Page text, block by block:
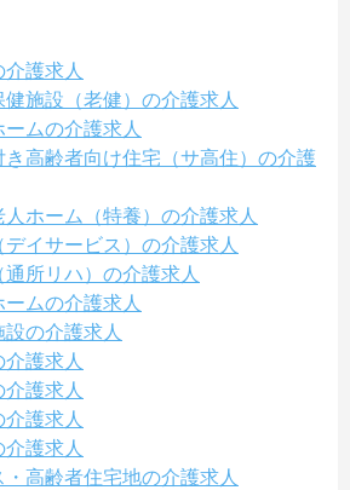
護求人
施設（老健）の介護求人
ムの介護求人
高齢者向け住宅（サ高住）の介護
ホーム（特養）の介護求人
イサービス）の介護求人
所リハ）の介護求人
ムの介護求人
の介護求人
護求人
護求人
護求人
護求人
高齢者住宅地の介護求人